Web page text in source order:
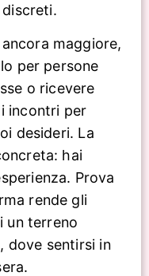
maggiore,
per persone
o ricevere
incontri per
desideri. La
hai
Prova
rende gli
un terreno
dove sentirsi in